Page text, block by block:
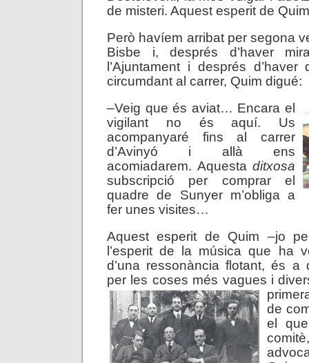
de misteri. Aquest esperit de
Però havíem arribat per segona
Bisbe i, després d’haver
l’Ajuntament i després
circumdant al carrer, Quim digué:
–Veig que és aviat… Encara el
vigilant no és aquí. Us
acompanyaré fins al carrer
d’Avinyó i allà ens
acomiadarem. Aquesta ditxosa
subscripció per comprar el
quadre de Sunyer m’obliga a
fer unes visites…
Aquest esperit de Quim –jo
l’esperit de la música que ha
d’una ressonància flotant, és a
per les coses més vagues i
de
el